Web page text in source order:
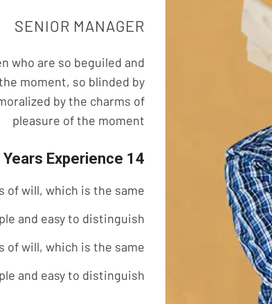
SENIOR MANAGER
who are so beguiled and
moment, so blinded by
by the charms of
pleasure of the moment
14 Years Experience
of will, which is the same
and easy to distinguish
of will, which is the same
and easy to distinguish